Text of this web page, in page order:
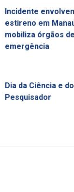
Incidente
estireno em
mobiliza órgãos de
emergência
Dia da Ciência e do
Pesquisador